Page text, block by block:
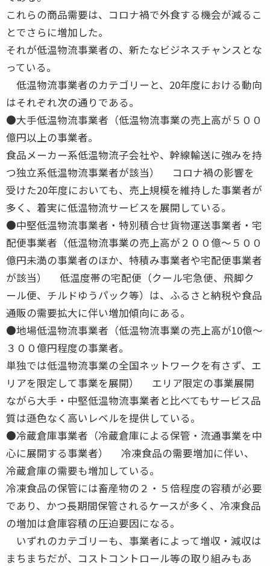
これらの商品需要は、コロナ禍で外食する機会が減るこ
とでさらに増加した。
それが低温物流事業者の、新たなビジネスチャンスとな
っている。
低温物流事業者のカテゴリーと、20年度における動向
はそれぞれ次の通りである。
●大手低温物流事業者（低温物流事業の売上高が５００
億円以上の事業者。
食品メーカー系低温物流子会社や、幹線輸送に強みを持
つ独立系低温物流事業者が該当） コロナ禍の影響を
受けた20年度においても、売上規模を維持した事業者が
多く、着実に低温物流サービスを展開している。
●中堅低温物流事業者・特別積合せ貨物運送事業者・宅
配便事業者（低温物流事業の売上高が２００億～５００
億円未満の事業者のほか、特積み事業者や宅配便事業者
が該当） 低温度帯の宅配便（クール宅急便、飛脚ク
ール便、チルドゆうパック等）は、ふるさと納税や食品
通販の需要拡大に伴い増加傾向にある。
●地場低温物流事業者（低温物流事業の売上高が10億～
３００億円程度の事業者。
単独では低温物流事業の全国ネットワークを有さず、エ
リアを限定して事業を展開） エリア限定の事業展開
ながら大手・中堅低温物流事業者と比べてもサービス品
質は遜色なく高いレベルを提供している。
●冷蔵倉庫事業者（冷蔵倉庫による保管・流通事業を中
心に展開する事業者） 冷凍食品の需要増加に伴い、
冷蔵倉庫の需要も増加している。
冷凍食品の保管には畜産物の２・５倍程度の容積が必要
であり、かつ長期間保管されるケースが多く、冷凍食品
の増加は倉庫容積の圧迫要因になる。
いずれのカテゴリーも、事業者によって増収・減収は
まちまちだが、コストコントロール等の取り組みもあ